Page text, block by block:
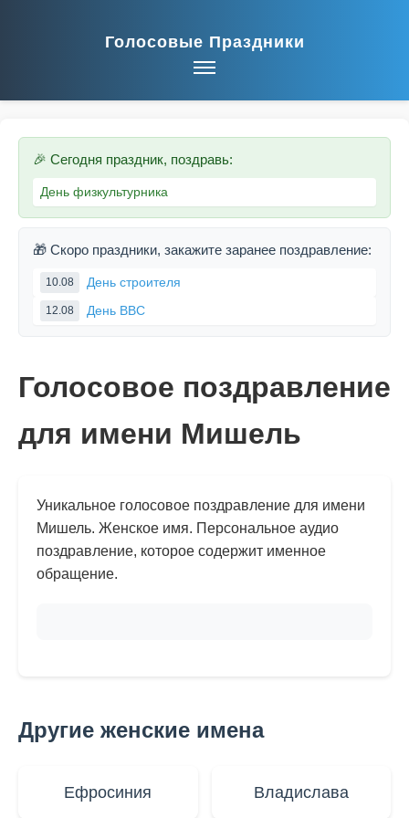
Голосовые Праздники
🎉 Сегодня праздник, поздравь:
День физкультурника
🎁 Скоро праздники, закажите заранее поздравление:
10.08 День строителя
12.08 День ВВС
Голосовое поздравление
для имени Мишель
Уникальное голосовое поздравление для имени
Мишель. Женское имя. Персональное аудио
поздравление, которое содержит именное
обращение.
Другие женские имена
Ефросиния Владислава